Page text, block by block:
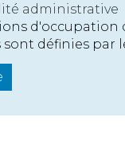
administrative
d'occupation
définies par le